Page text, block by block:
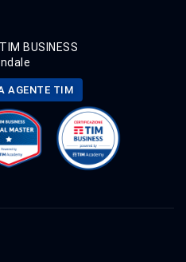
BUSINESS
AGENTE TIM